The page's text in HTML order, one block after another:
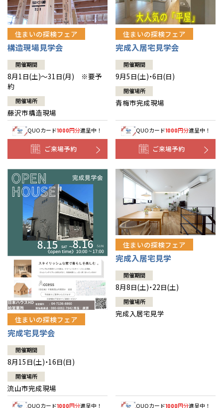
住まいの探検フェア
構造現場見学会
開催期間
8月1日(土)～31日(月) ※要予
約
開催場所
藤沢市構造現場
QUOカード1000円分進呈中！
ご来場予約
住まいの探検フェア
完成入居宅見学会
開催期間
9月5日(土)・6日(日)
開催場所
青梅市完成現場
QUOカード1000円分進呈中！
ご来場予約
住まいの探検フェア
完成宅見学会
開催期間
8月15日(土)・16日(日)
開催場所
流山市完成現場
QUOカード1000円分進呈中！
住まいの探検フェア
完成入居宅見学
開催期間
8月8日(土)・22日(土)
開催場所
完成入居宅見学
QUOカード1000円分進呈中！